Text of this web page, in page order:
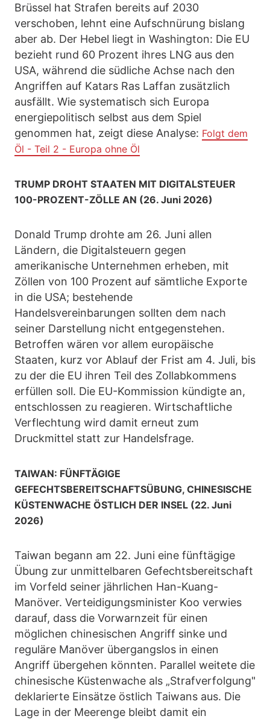
Brüssel hat Strafen bereits auf 2030
verschoben, lehnt eine Aufschnürung bislang
aber ab. Der Hebel liegt in Washington: Die EU
bezieht rund 60 Prozent ihres LNG aus den
USA, während die südliche Achse nach den
Angriffen auf Katars Ras Laffan zusätzlich
ausfällt. Wie systematisch sich Europa
energiepolitisch selbst aus dem Spiel
genommen hat, zeigt diese Analyse: Folgt dem
Öl - Teil 2 - Europa ohne Öl
TRUMP DROHT STAATEN MIT DIGITALSTEUER
100-PROZENT-ZÖLLE AN (26. Juni 2026)
Donald Trump drohte am 26. Juni allen
Ländern, die Digitalsteuern gegen
amerikanische Unternehmen erheben, mit
Zöllen von 100 Prozent auf sämtliche Exporte
in die USA; bestehende
Handelsvereinbarungen sollten dem nach
seiner Darstellung nicht entgegenstehen.
Betroffen wären vor allem europäische
Staaten, kurz vor Ablauf der Frist am 4. Juli, bis
zu der die EU ihren Teil des Zollabkommens
erfüllen soll. Die EU-Kommission kündigte an,
entschlossen zu reagieren. Wirtschaftliche
Verflechtung wird damit erneut zum
Druckmittel statt zur Handelsfrage.
TAIWAN: FÜNFTÄGIGE
GEFECHTSBEREITSCHAFTSÜBUNG, CHINESISCHE
KÜSTENWACHE ÖSTLICH DER INSEL (22. Juni
2026)
Taiwan begann am 22. Juni eine fünftägige
Übung zur unmittelbaren Gefechtsbereitschaft
im Vorfeld seiner jährlichen Han-Kuang-
Manöver. Verteidigungsminister Koo verwies
darauf, dass die Vorwarnzeit für einen
möglichen chinesischen Angriff sinke und
reguläre Manöver übergangslos in einen
Angriff übergehen könnten. Parallel weitete die
chinesische Küstenwache als „Strafverfolgung"
deklarierte Einsätze östlich Taiwans aus. Die
Lage in der Meerenge bleibt damit ein